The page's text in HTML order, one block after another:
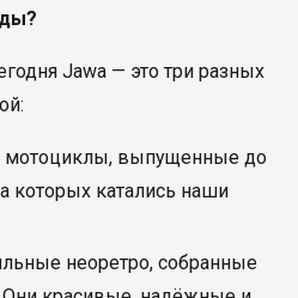
Jawa — это три разных
мотоциклы, выпущенные до
которых катались наши
неоретро, собранные